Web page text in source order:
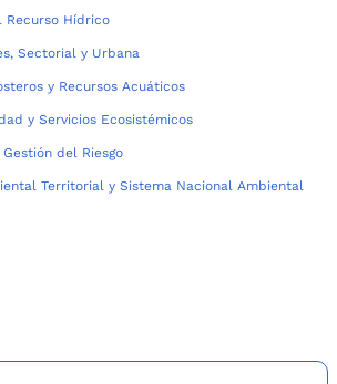
Recurso Hídrico
Sectorial y Urbana
y Recursos Acuáticos
y Servicios Ecosistémicos
del Riesgo
Territorial y Sistema Nacional Ambiental